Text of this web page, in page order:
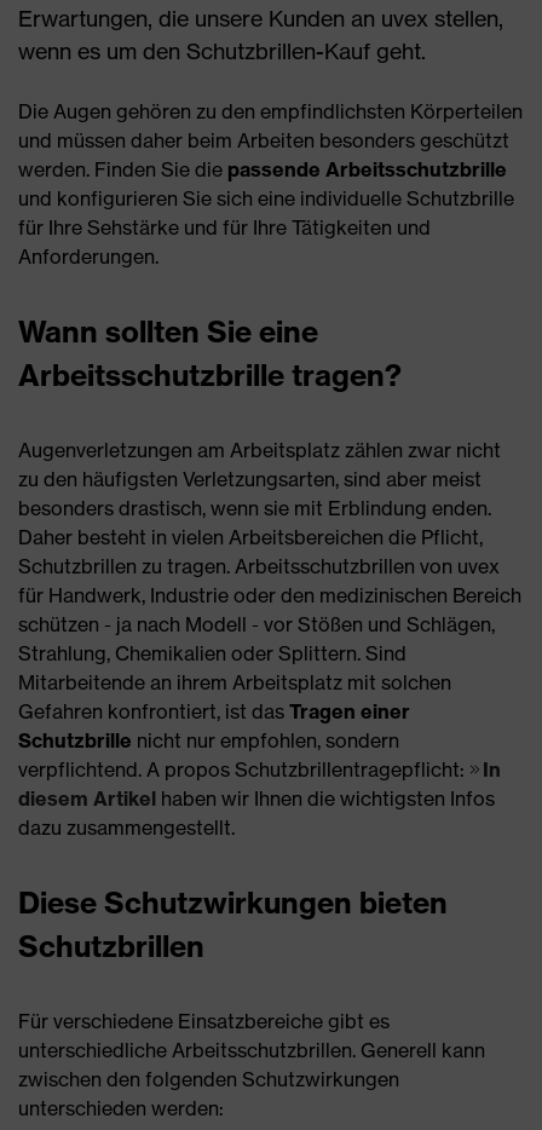
Erwartungen, die unsere Kunden an uvex stellen,
wenn es um den Schutzbrillen-Kauf geht.
Die Augen gehören zu den empfindlichsten Körperteilen
und müssen daher beim Arbeiten besonders geschützt
werden. Finden Sie die passende Arbeitsschutzbrille
und konfigurieren Sie sich eine individuelle Schutzbrille
für Ihre Sehstärke und für Ihre Tätigkeiten und
Anforderungen.
Wann sollten Sie eine
Arbeitsschutzbrille tragen?
Augenverletzungen am Arbeitsplatz zählen zwar nicht
zu den häufigsten Verletzungsarten, sind aber meist
besonders drastisch, wenn sie mit Erblindung enden.
Daher besteht in vielen Arbeitsbereichen die Pflicht,
Schutzbrillen zu tragen. Arbeitsschutzbrillen von uvex
für Handwerk, Industrie oder den medizinischen Bereich
schützen - ja nach Modell - vor Stößen und Schlägen,
Strahlung, Chemikalien oder Splittern. Sind
Mitarbeitende an ihrem Arbeitsplatz mit solchen
Gefahren konfrontiert, ist das Tragen einer
Schutzbrille nicht nur empfohlen, sondern
verpflichtend. A propos Schutzbrillentragepflicht:
In
diesem Artikel haben wir Ihnen die wichtigsten Infos
dazu zusammengestellt.
Diese Schutzwirkungen bieten
Schutzbrillen
Für verschiedene Einsatzbereiche gibt es
unterschiedliche Arbeitsschutzbrillen. Generell kann
zwischen den folgenden Schutzwirkungen
unterschieden werden: